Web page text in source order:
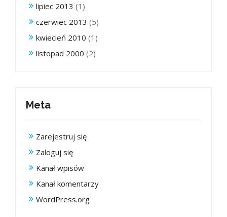
lipiec 2013 (1)
czerwiec 2013 (5)
kwiecień 2010 (1)
listopad 2000 (2)
Meta
Zarejestruj się
Zaloguj się
Kanał wpisów
Kanał komentarzy
WordPress.org